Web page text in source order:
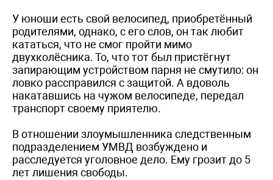
У юноши есть свой велосипед, приобретённый
родителями, однако, с его слов, он так любит
кататься, что не смог пройти мимо
двухколёсника. То, что тот был пристёгнут
запирающим устройством парня не смутило: он
ловко рассправился с защитой. А вдоволь
накатавшись на чужом велосипеде, передал
транспорт своему приятелю.
В отношении злоумышленника следственным
подразделением УМВД возбуждено и
расследуется уголовное дело. Ему грозит до 5
лет лишения свободы.